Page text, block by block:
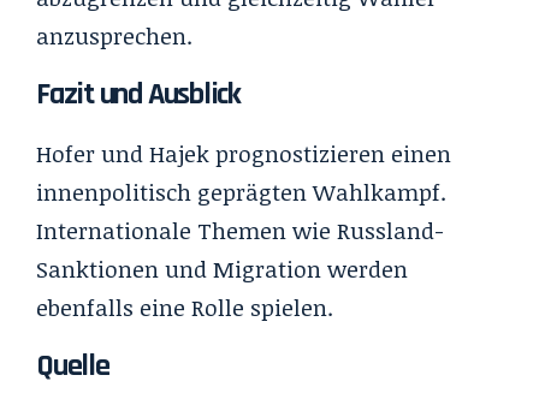
anzusprechen.
Fazit und Ausblick
Hofer und Hajek prognostizieren einen
innenpolitisch geprägten Wahlkampf.
Internationale Themen wie Russland-
Sanktionen und Migration werden
ebenfalls eine Rolle spielen.
Quelle